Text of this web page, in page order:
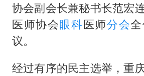
郑丽文：台湾
实时追踪台风
多个明星演唱
协会副会长兼秘书长范宏
医师协会眼科医师分会
议。
经过有序的民主选举，重